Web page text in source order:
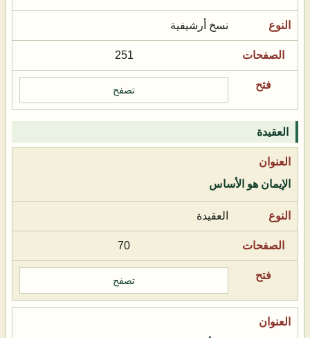
نسخ أرشيفية
251
تصفح
العقيدة
الإيمان هو الأساس
العقيدة
70
تصفح